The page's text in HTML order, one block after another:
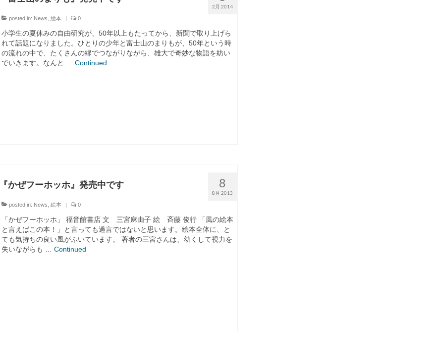
2月 2014
posted in: News 絵本 | 0
小学生の夏休みの自由研究が、50年以上もたってから、新聞で取り上げら
れて話題になりました。ひとりの少年と富士山のまりもが、50年という時
の流れの中で、たくさんの縁でつながりながら、雄大で奇妙な物語を紡い
でいきます。なんと … Continued
8
8月 2013
『かぜフーホッホ』発売中です
posted in: News 絵本 | 0
「かぜフーホッホ」 福音館書店 文 三宮麻由子 絵 斉藤 俊行 「風の絵本
と言えばこの本！」と言っても過言ではないと思います。絵本全体に、と
ても気持ちの良い風がふいています。 著者の三宮さんは、幼くして視力を
失いながらも … Continued